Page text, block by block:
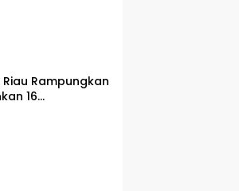
Riau Rampungkan
16
Strategis untuk